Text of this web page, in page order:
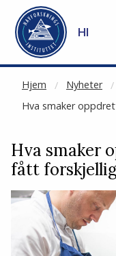
Gå til hovedinnhold
HI
Hjem Nyheter
Hva smaker
NOT CACHED
Hva smaker
fått